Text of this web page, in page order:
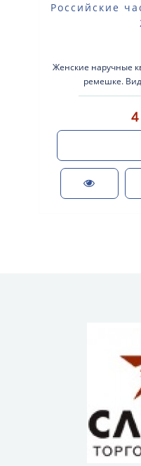
Российские
Женские наручные
ремешке.
механизма: